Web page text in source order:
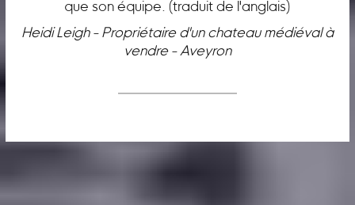
que son équipe. (traduit de l'anglais)
Heidi Leigh - Propriétaire d'un chateau médiéval à
vendre - Aveyron